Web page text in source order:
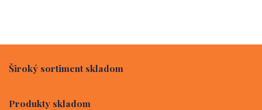
Široký sortiment skladom
Produkty skladom